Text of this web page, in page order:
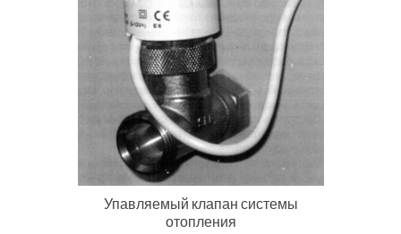
Упавляемый клапан системы
отопления